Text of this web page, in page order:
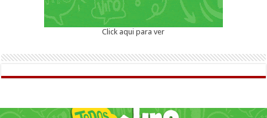
Click aqui para ver